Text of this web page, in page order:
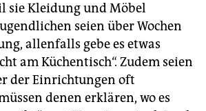
sie Kleidung und Möbel
seien über Wochen
allenfalls gebe es etwas
am Küchentisch“. Zudem seien
der Einrichtungen oft
denen erklären, wo es